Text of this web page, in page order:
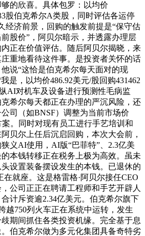
的欣喜。具体包罗：以均价
股伯克希尔A类股，同时评估各运停
经济前景，回购的触发前提是“保守估
股价”，阿贝尔暗示，并透露办理层
正在价值评估。随后阿贝尔揭晓，来
重地看待这件事。是投资者关怀的话
说“这恰是伯克希尔每天面对的现
是，以均价486.92美元/股回购431462
AI对机车及设备进行预测性毛病监
希尔每天都正在办理的严沉风险，还
司（如BNSF）调整为当前市场价
。同时对现有员工进行手艺培训和
贝尔上任后沉启回购，本次大会前，
义AI使用，AI版“巴菲特”、2.3亿美
本钱转移正在税务上极为高效。虽未
头设置装备摆设发生的本钱。已退休的
在就座。这是格雷格·阿贝尔接任CEO
公司正正在聘请工程师和手艺开辟人
计斥资逾2.34亿美元。伯克希尔旗下
越750列火车正在系统中运转，发生
期间抓住各类投资机缘。完全基于息
伯克希尔做为多元化集团具备奇特劣